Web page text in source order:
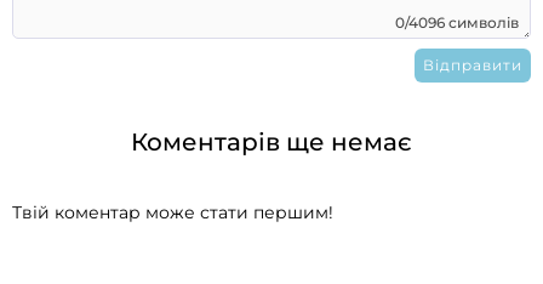
0/4096 символів
Коментарів ще немає
Твій коментар може стати першим!